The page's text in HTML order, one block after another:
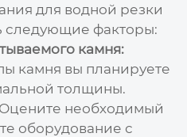
для водной резки
следующие факторы:
камня:
камня вы планируете
толщины.
Оцените необходимый
оборудование с